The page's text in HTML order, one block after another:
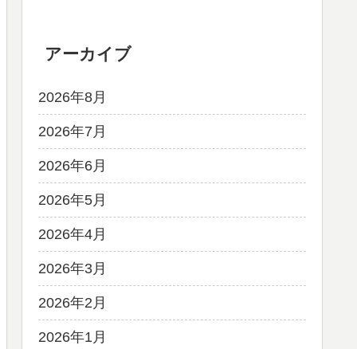
アーカイブ
2026年8月
2026年7月
2026年6月
2026年5月
2026年4月
2026年3月
2026年2月
2026年1月